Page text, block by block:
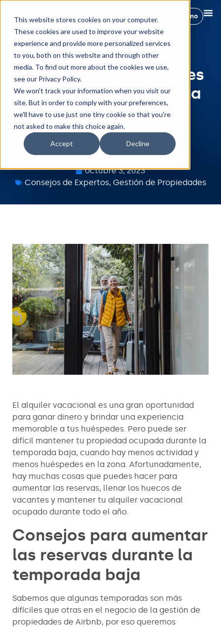
This website stores cookies on your computer.
These cookies are used to improve your website
experience and provide more personalized services
to you, both on this website and through other
media. To find out more about the cookies we use,
see our Privacy Policy.
We won't track your information when you visit our
site. But in order to comply with your preferences,
we'll have to use just one tiny cookie so that you're
not asked to make this choice again.
Accept Decline
Reservar demo
Cómo mantener tus
alquileres vacacionales
llenos en la temporada
baja 2023
octubre 3, 2023
Consejos de Expertos, Gestión de Propiedades
El alquiler vacacional es una gran oportunidad
para ganar dinero y brindar una experiencia
memorable a tus huéspedes. Pero puede ser
difícil mantener tu propiedad ocupada durante la
temporada baja, cuando hay menos actividad y
menos huéspedes en la zona. Afortunadamente,
hay muchas cosas que puedes hacer para
aumentar las reservas, llenar los huecos de
vacantes y mantener tu alquiler vacacional
ocupado durante todo el año.
Consejos para aumentar
las reservas durante la
temporada baja
Sabemos que algunas temporadas son más
difíciles que otras en el negocio de la gestión de
propiedades de Airbnb, por eso queremos